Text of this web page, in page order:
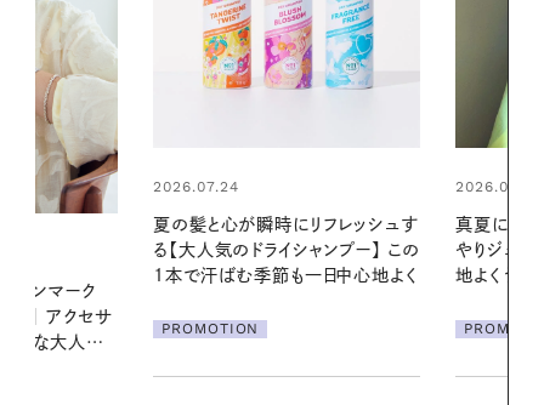
ンマーク
敵な大人の
2026.07.24
夏の髪と心が瞬時にリフレッシュす
る【大人気のドライシャンプー】 この
1本で汗ばむ季節も一日中心地よく
PROMOTION
2026.06.01
真夏に向け
やりジェル
地よくうる